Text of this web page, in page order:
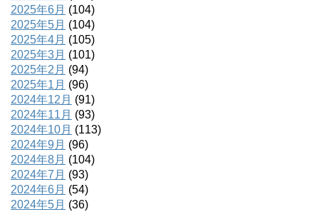
2025年6月 (104)
2025年5月 (104)
2025年4月 (105)
2025年3月 (101)
2025年2月 (94)
2025年1月 (96)
2024年12月 (91)
2024年11月 (93)
2024年10月 (113)
2024年9月 (96)
2024年8月 (104)
2024年7月 (93)
2024年6月 (54)
2024年5月 (36)